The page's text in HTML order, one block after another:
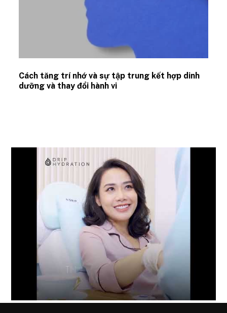
Cách tăng trí nhớ và sự tập trung kết hợp dinh
dưỡng và thay đổi hành vi